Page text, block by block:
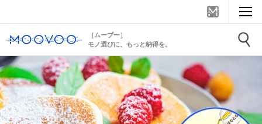
［ムーブー］
モノ選びに、もっと納得を。